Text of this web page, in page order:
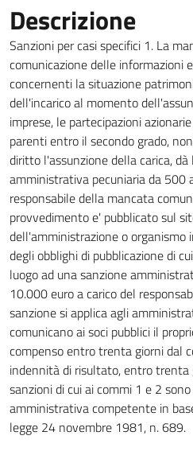
Descrizione
Sanzioni per casi specifici 1. La
comunicazione delle informazioni
concernenti la situazione
dell'incarico al momento
imprese, le partecipazioni
parenti entro il secondo grado,
diritto l'assunzione della carica,
amministrativa pecuniaria da 500
responsabile della mancata
provvedimento e' pubblicato sul
dell'amministrazione o organismo
degli obblighi di pubblicazione di
luogo ad una sanzione
10.000 euro a carico del
sanzione si applica agli
comunicano ai soci pubblici il
compenso entro trenta giorni dal
indennità di risultato, entro trenta
sanzioni di cui ai commi 1 e 2
amministrativa competente in
legge 24 novembre 1981, n. 689.